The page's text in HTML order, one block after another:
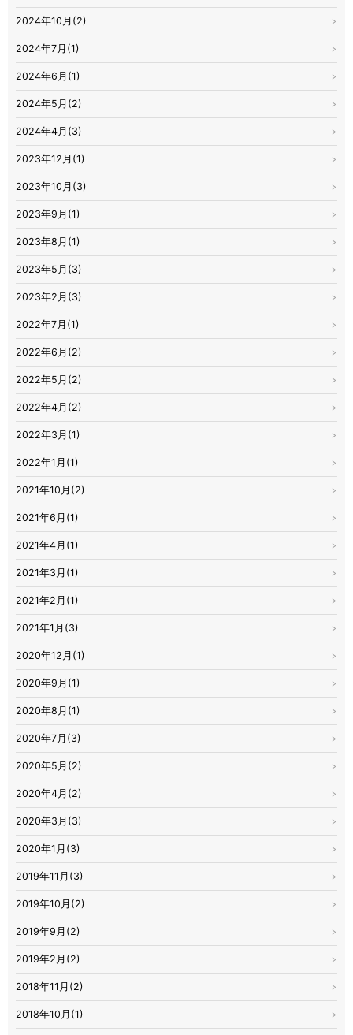
2024年10月(2)
2024年7月(1)
2024年6月(1)
2024年5月(2)
2024年4月(3)
2023年12月(1)
2023年10月(3)
2023年9月(1)
2023年8月(1)
2023年5月(3)
2023年2月(3)
2022年7月(1)
2022年6月(2)
2022年5月(2)
2022年4月(2)
2022年3月(1)
2022年1月(1)
2021年10月(2)
2021年6月(1)
2021年4月(1)
2021年3月(1)
2021年2月(1)
2021年1月(3)
2020年12月(1)
2020年9月(1)
2020年8月(1)
2020年7月(3)
2020年5月(2)
2020年4月(2)
2020年3月(3)
2020年1月(3)
2019年11月(3)
2019年10月(2)
2019年9月(2)
2019年2月(2)
2018年11月(2)
2018年10月(1)